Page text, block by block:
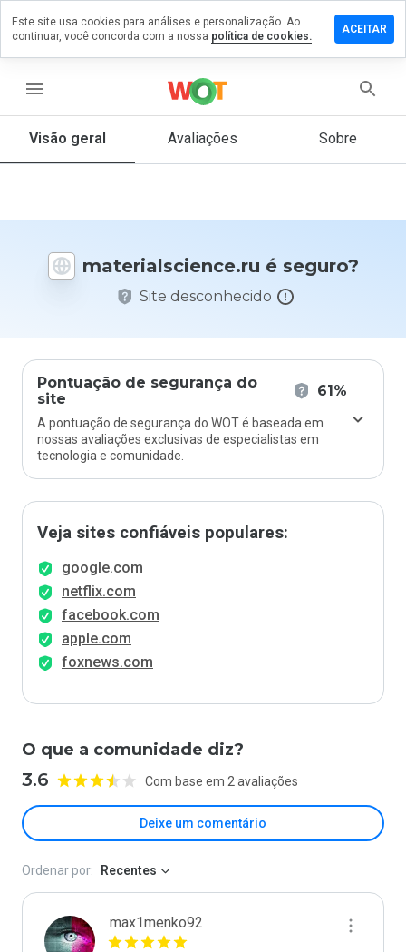
menu
Visão geral Avaliações Sobre
materialscience.ru é seguro?
Site desconhecido
Pontuação de segurança do
site
61%
A pontuação de segurança do WOT é baseada em
nossas avaliações exclusivas de especialistas em
tecnologia e comunidade.
Veja sites confiáveis populares:
google.com
netflix.com
facebook.com
apple.com
foxnews.com
O que a comunidade diz?
3.6 Com base em 2 avaliações
Deixe um comentário
em
De 1
nota
Ordenar por: Recentes
max1menko92
Este site usa cookies para análises e personalização. Ao
continuar, você concorda com a nossa política de cookies.
ACEITAR